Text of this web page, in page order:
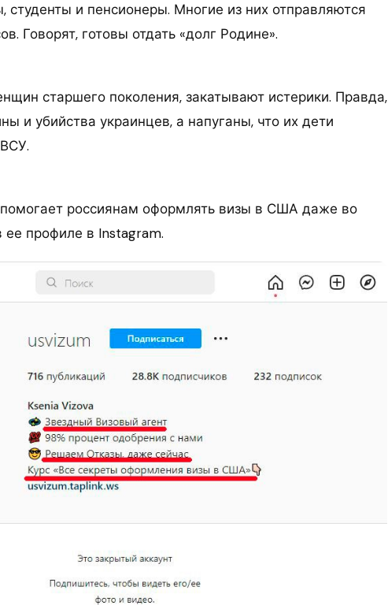
и пенсионеры. Многие из них отправляются
Говорят, готовы отдать «долг Родине».
старшего поколения, закатывают истерики. Правда,
и убийства украинцев, а напуганы, что их дети
россиянам оформлять визы в США даже во
ее профиле в Instagram.